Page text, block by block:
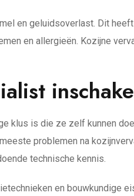
en geluidsoverlast. Dit
en allergieën. Kozijne
klus is die ze zelf kunnen
problemen na
technische kennis.
en bouwkundige